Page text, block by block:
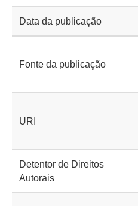
Data da publicação
Fonte da publicação
URI
Detentor de Direitos
Autorais